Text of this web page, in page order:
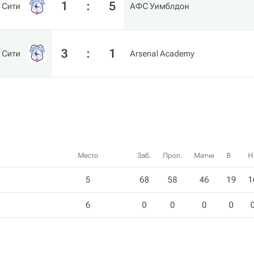
1 : 5 АФС Уимблдон
3 : 1 Arsenal Academy
Место Заб. Проп. Матчи В Н
5 68 58 46 19
6 0 0 0 0 0